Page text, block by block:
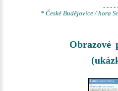
- - - -
* České Budějovice / hora
Obrazové